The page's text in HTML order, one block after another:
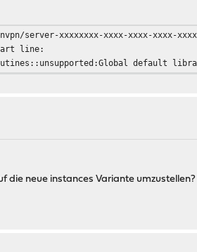
server-xxxxxxxx-xxxx-xxxx-xxxx-
line:
routines::unsupported:Global default
die neue instances Variante umzustellen?